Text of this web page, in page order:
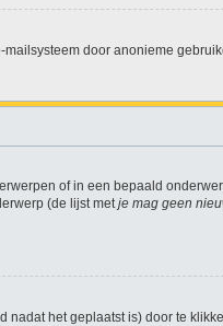
door anonieme
of in een bepaald
(de lijst metje mag geen
nadat het geplaatst is) door te